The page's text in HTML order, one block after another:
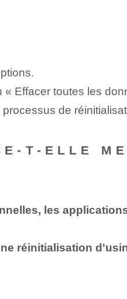
Effacer toutes les
de
T-ELLE
les
réinitialisation